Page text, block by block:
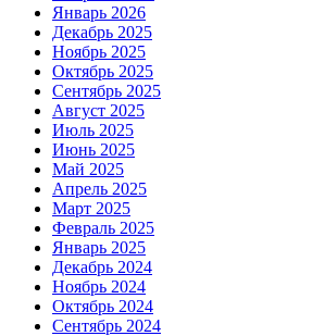
Январь 2026
Декабрь 2025
Ноябрь 2025
Октябрь 2025
Сентябрь 2025
Август 2025
Июль 2025
Июнь 2025
Май 2025
Апрель 2025
Март 2025
Февраль 2025
Январь 2025
Декабрь 2024
Ноябрь 2024
Октябрь 2024
Сентябрь 2024